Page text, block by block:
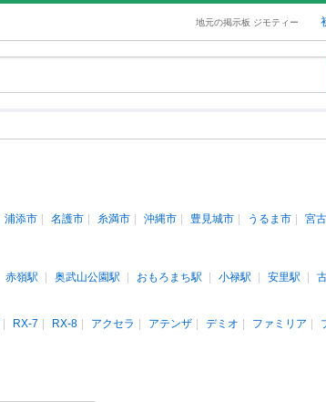
地元の掲示板 ジモティー
浦添市 名護市 糸満市 沖縄市 豊見城市 うるま市 宮
赤嶺駅 奥武山公園駅 おもろまち駅 小禄駅 安里駅
RX-7 RX-8 アクセラ アテンザ デミオ ファミリア